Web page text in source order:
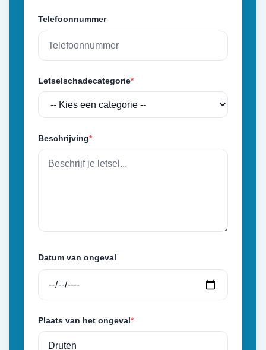
Telefoonnummer
Letselschadecategorie*
Beschrijving*
Datum van ongeval
Plaats van het ongeval*